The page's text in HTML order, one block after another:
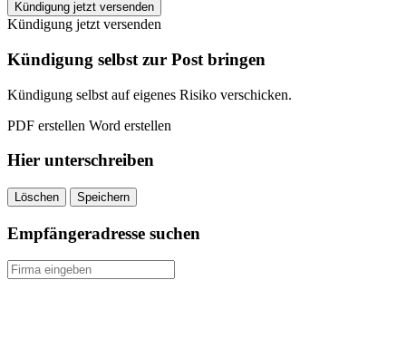
EASYFITNESS
Langenhagen
kündigen
quantity
Kündigung jetzt versenden
Kündigung jetzt versenden
Kündigung selbst zur Post bringen
Kündigung selbst auf eigenes Risiko verschicken.
PDF erstellen Word erstellen
Hier unterschreiben
Löschen Speichern
Empfängeradresse suchen